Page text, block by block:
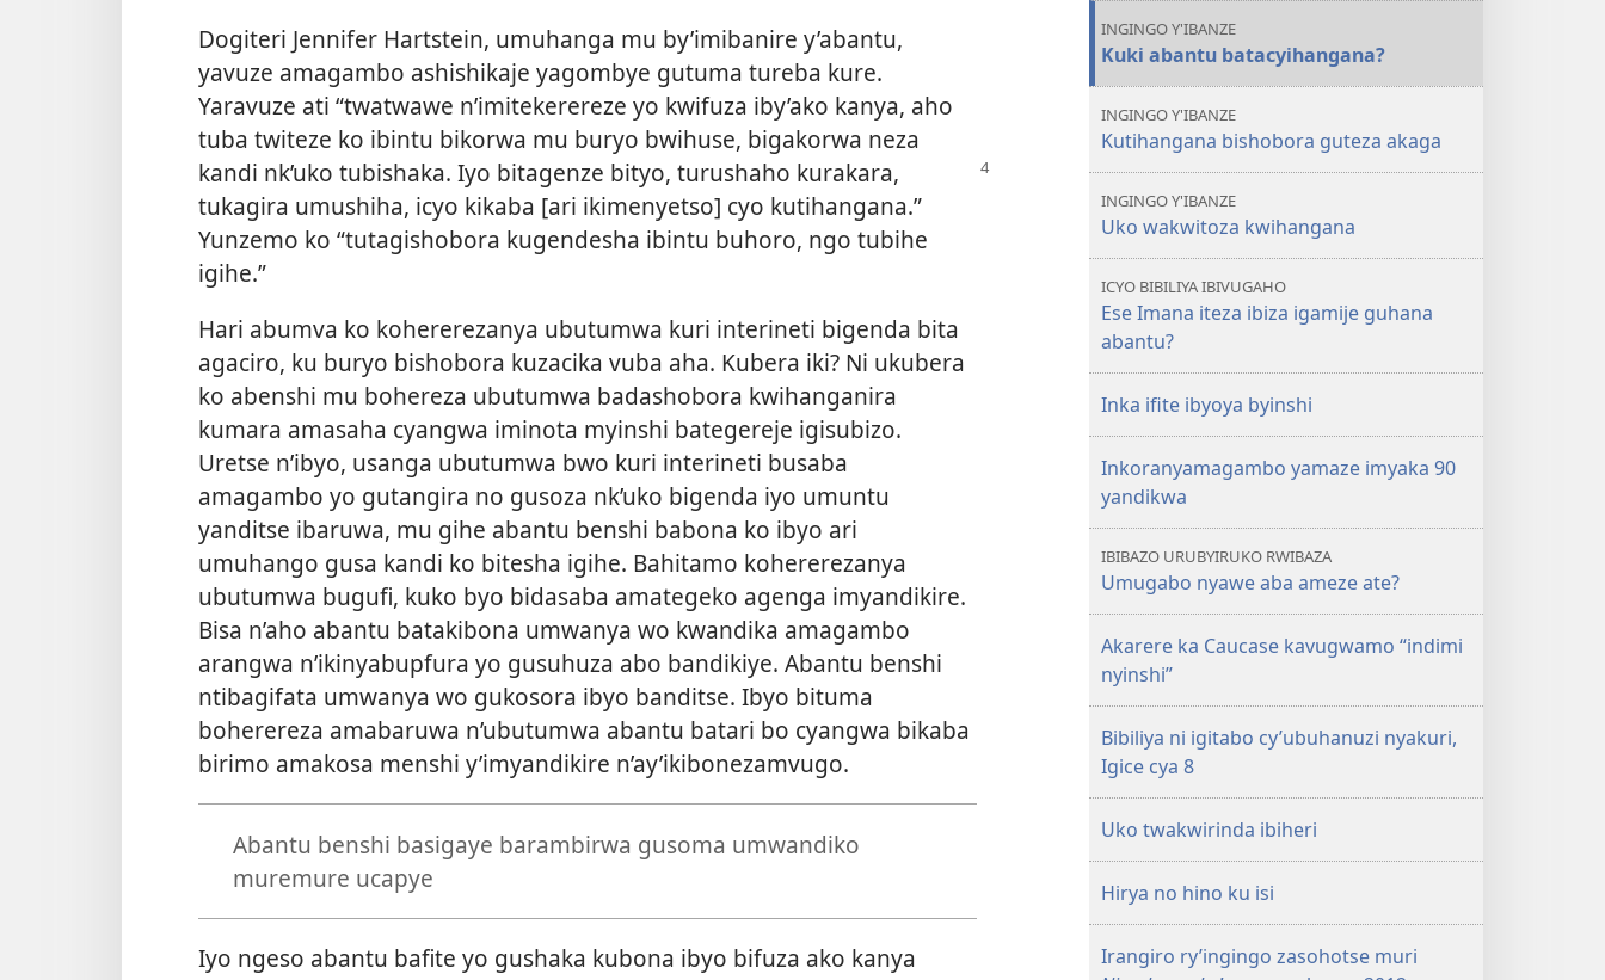
Dogiteri Jennifer Hartstein, umuhanga mu by’imibanire y’abantu,
yavuze amagambo ashishikaje yagombye gutuma tureba kure.
Yaravuze ati “twatwawe n’imitekerereze yo kwifuza iby’ako kanya, aho
tuba twiteze ko ibintu bikorwa mu buryo bwihuse, bigakorwa neza
kandi nk’uko tubishaka. Iyo bitagenze bityo, turushaho kurakara,
tukagira umushiha, icyo kikaba [ari ikimenyetso] cyo kutihangana.”
Yunzemo ko “tutagishobora kugendesha ibintu buhoro, ngo tubihe
igihe.”
Hari abumva ko kohererezanya ubutumwa kuri interineti bigenda bita
agaciro, ku buryo bishobora kuzacika vuba aha. Kubera iki? Ni ukubera
ko abenshi mu bohereza ubutumwa badashobora kwihanganira
kumara amasaha cyangwa iminota myinshi bategereje igisubizo.
Uretse n’ibyo, usanga ubutumwa bwo kuri interineti busaba
amagambo yo gutangira no gusoza nk’uko bigenda iyo umuntu
yanditse ibaruwa, mu gihe abantu benshi babona ko ibyo ari
umuhango gusa kandi ko bitesha igihe. Bahitamo kohererezanya
ubutumwa bugufi, kuko byo bidasaba amategeko agenga imyandikire.
Bisa n’aho abantu batakibona umwanya wo kwandika amagambo
arangwa n’ikinyabupfura yo gusuhuza abo bandikiye. Abantu benshi
ntibagifata umwanya wo gukosora ibyo banditse. Ibyo bituma
boherereza amabaruwa n’ubutumwa abantu batari bo cyangwa bikaba
birimo amakosa menshi y’imyandikire n’ay’ikibonezamvugo.
Abantu benshi basigaye barambirwa gusoma umwandiko
muremure ucapye
Iyo ngeso abantu bafite yo gushaka kubona ibyo bifuza ako kanya
INGINGO Y'IBANZE
Kuki abantu batacyihangana?
INGINGO Y'IBANZE
Kutihangana bishobora guteza akaga
INGINGO Y'IBANZE
Uko wakwitoza kwihangana
ICYO BIBILIYA IBIVUGAHO
Ese Imana iteza ibiza igamije guhana
abantu?
Inka ifite ibyoya byinshi
Inkoranyamagambo yamaze imyaka 90
yandikwa
IBIBAZO URUBYIRUKO RWIBAZA
Umugabo nyawe aba ameze ate?
Akarere ka Caucase kavugwamo “indimi
nyinshi”
Bibiliya ni igitabo cy’ubuhanuzi nyakuri,
Igice cya 8
Uko twakwirinda ibiheri
Hirya no hino ku isi
Irangiro ry’ingingo zasohotse muri